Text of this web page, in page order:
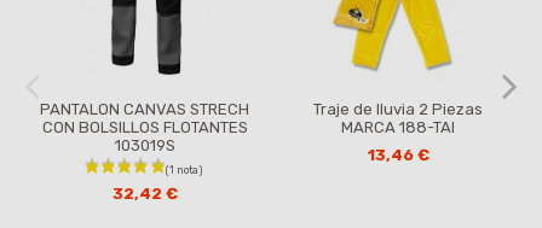
PANTALON CANVAS STRECH
CON BOLSILLOS FLOTANTES
103019S
32,42 €
Traje de lluvia 2 Piezas
MARCA 188-TAI
13,46 €